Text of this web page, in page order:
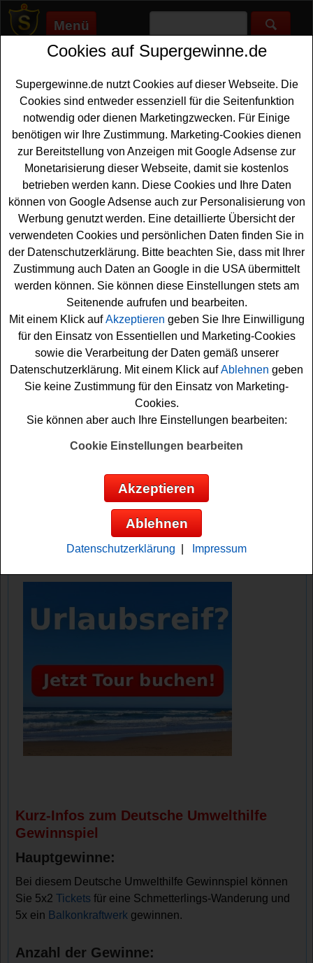
Menü
Supergewinne.de>Gewinnspiele>Technik Gewinnspiele>
Anzeige:
Deutsche Umwelthilfe Gewinnspiel
- Balkonkraftwerk gewinnen
Wer gern ein tollesBalkonkraftwerk gewinnenmöchte,
sollte bei diesem kostenlosen Deutsche Umwelthilfe
Gewinnspiel mitmachen. Die Deutsche Umwelthilfe
verlost fünfmal ein tolles Balkonkraftwerk für Ihre
Energiewende daheim. Zusätzlich warten fünfmal zwei
Ticketsfür eine schöne Schmetterlings-Wanderung in
ganz Deutschland auf glückliche Gewinner.
Falls Sie die Tickets oder gar ein Balkonkraftwerk
gewinnen möchten, sollten Sie gleich an der Verlosung
teilnehmen. Dafür müssen Sie nur kurz das kleine
Formular ausfüllen. Vielleicht haben Sie ja Glück und
werden als Gewinner ausgewählt? Auf jeden Fall viel
Erfolg bei diesem tollen Gewinnspiel der Deutschen
Deutsche Umwelthilfe verlost 5x2 Tickets
für eine Schmetterlings-Wanderung und
5x ein Balkonkraftwerk
Anzeige:
Kurz-Infos zum Deutsche Umwelthilfe
Gewinnspiel
Hauptgewinne:
Bei diesem Deutsche Umwelthilfe Gewinnspiel können
Sie 5x2Tickets für eine Schmetterlings-Wanderung und
5x ein Balkonkraftwerk gewinnen.
Anzahl der Gewinne:
Cookies auf Supergewinne.de
Supergewinne.de nutzt Cookies auf dieser Webseite. Die
Cookies sind entweder essenziell für die Seitenfunktion
notwendig oder dienen Marketingzwecken. Für Einige
benötigen wir Ihre Zustimmung. Marketing-Cookies dienen
zur Bereitstellung von Anzeigen mit Google Adsense zur
Monetarisierung dieser Webseite, damit sie kostenlos
betrieben werden kann. Diese Cookies und Ihre Daten
können von Google Adsense auch zur Personalisierung von
Werbung genutzt werden. Eine detaillierte Übersicht der
verwendeten Cookies und persönlichen Daten finden Sie in
der Datenschutzerklärung. Bitte beachten Sie, dass mit Ihrer
Zustimmung auch Daten an Google in die USA übermittelt
werden können. Sie können diese Einstellungen stets am
Seitenende aufrufen und bearbeiten.
Mit einem Klick aufAkzeptieren geben Sie Ihre Einwilligung
für den Einsatz von Essentiellen und Marketing-Cookies
sowie die Verarbeitung der Daten gemäß unserer
Datenschutzerklärung. Mit einem Klick aufAblehnen geben
Sie keine Zustimmung für den Einsatz von Marketing-
Cookies.
Sie können aber auch Ihre Einstellungen bearbeiten:
Cookie Einstellungen bearbeiten
Akzeptieren
Ablehnen
Datenschutzerklärung Impressum